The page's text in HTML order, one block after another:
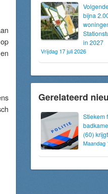
bijna
in 2027
Vrijdag 17 juli 2026
Gerelateerd
Stiekem
(60)
Maandag